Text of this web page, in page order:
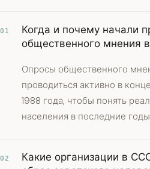
01
Когда и почему начали
общественного мнения
Опросы общественного
проводиться активно в
1988 года, чтобы понять
населения в последние
02
Какие организации в